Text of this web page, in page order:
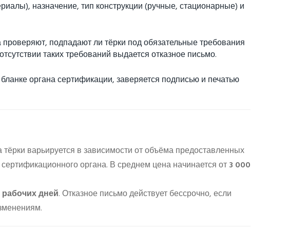
назначение, тип конструкции (ручные, стационарные) и
подпадают ли тёрки под обязательные требования
таких требований выдается отказное письмо.
органа сертификации, заверяется подписью и печатью
варьируется в зависимости от объёма предоставленных
органа. В среднем цена начинается от3 000
рабочих дней. Отказное письмо действует бессрочно, если